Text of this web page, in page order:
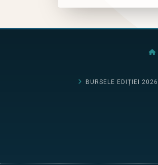
BURSELE EDIȚIEI 2026